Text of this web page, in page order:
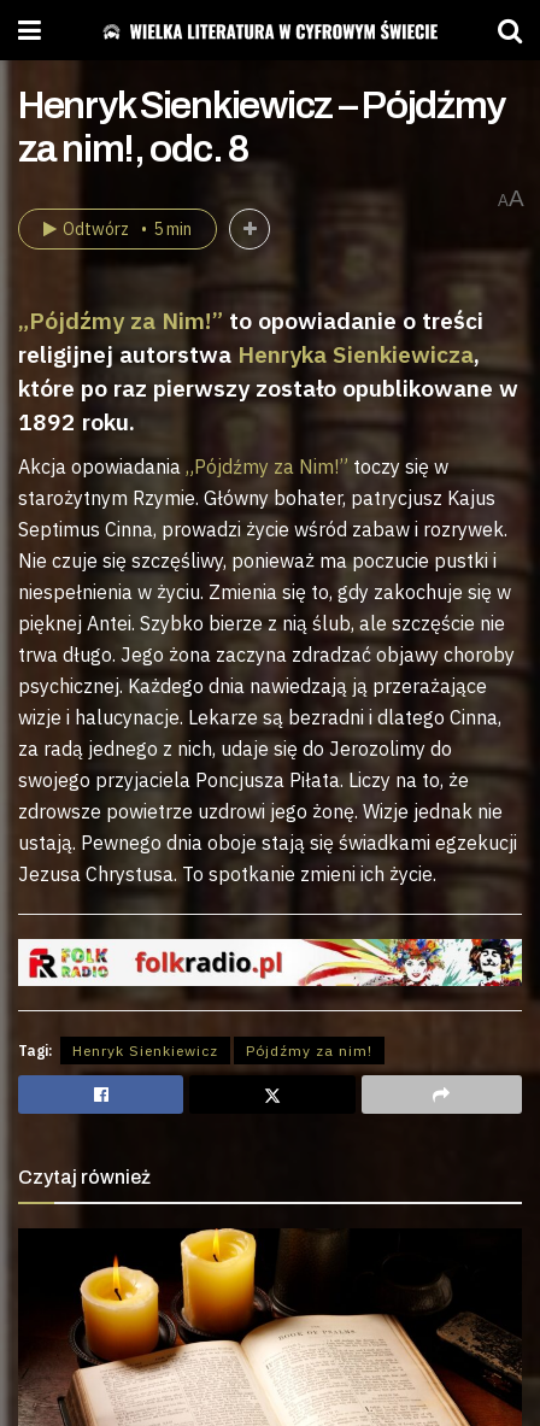
Henryk Sienkiewicz – Pójdźmy
za nim!, odc. 8
AA
Odtwórz 5 min
„Pójdźmy za Nim!” to opowiadanie o treści
religijnej autorstwa Henryka Sienkiewicza,
które po raz pierwszy zostało opublikowane w
1892 roku.
Akcja opowiadania „Pójdźmy za Nim!” toczy się w
starożytnym Rzymie. Główny bohater, patrycjusz Kajus
Septimus Cinna, prowadzi życie wśród zabaw i rozrywek.
Nie czuje się szczęśliwy, ponieważ ma poczucie pustki i
niespełnienia w życiu. Zmienia się to, gdy zakochuje się w
pięknej Antei. Szybko bierze z nią ślub, ale szczęście nie
trwa długo. Jego żona zaczyna zdradzać objawy choroby
psychicznej. Każdego dnia nawiedzają ją przerażające
wizje i halucynacje. Lekarze są bezradni i dlatego Cinna,
za radą jednego z nich, udaje się do Jerozolimy do
swojego przyjaciela Poncjusza Piłata. Liczy na to, że
zdrowsze powietrze uzdrowi jego żonę. Wizje jednak nie
ustają. Pewnego dnia oboje stają się świadkami egzekucji
Jezusa Chrystusa. To spotkanie zmieni ich życie.
Tagi: Henryk Sienkiewicz Pójdźmy za nim!
Czytaj również